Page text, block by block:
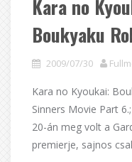
Kara no
Boukyaku
2009/07/30
Kara no Kyoukai:
Sinners Movie Part
20-án meg volt a
premierje, sajnos